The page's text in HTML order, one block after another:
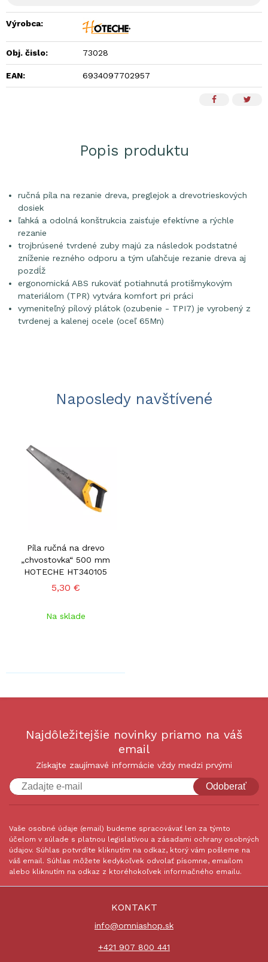
Výrobca:
Obj. čislo: 73028
EAN: 6934097702957
Popis produktu
ručná píla na rezanie dreva, preglejok a drevotrieskových
dosiek
ľahká a odolná konštrukcia zaisťuje efektívne a rýchle
rezanie
trojbrúsené tvrdené zuby majú za následok podstatné
zníženie rezného odporu a tým uľahčuje rezanie dreva aj
pozdĺž
ergonomická ABS rukoväť potiahnutá protišmykovým
materiálom (TPR) vytvára komfort pri práci
vymeniteľný pílový plátok (ozubenie - TPI7) je vyrobený z
tvrdenej a kalenej ocele (oceľ 65Mn)
Naposledy navštívené
Píla ručná na drevo
„chvostovka“ 500 mm
HOTECHE HT340105
5,30 €
Na sklade
Najdôležitejšie novinky priamo na váš
email
Získajte zaujímavé informácie vždy medzi prvými
Odoberať
Vaše osobné údaje (email) budeme spracovávať len za týmto
účelom v súlade s platnou legislatívou a zásadami ochrany osobných
údajov. Súhlas potvrdíte kliknutím na odkaz, ktorý vám pošleme na
váš email. Súhlas môžete kedykoľvek odvolať písomne, emailom
alebo kliknutím na odkaz z ktoréhokoľvek informačného emailu.
KONTAKT
info@omniashop.sk
+421 907 800 441